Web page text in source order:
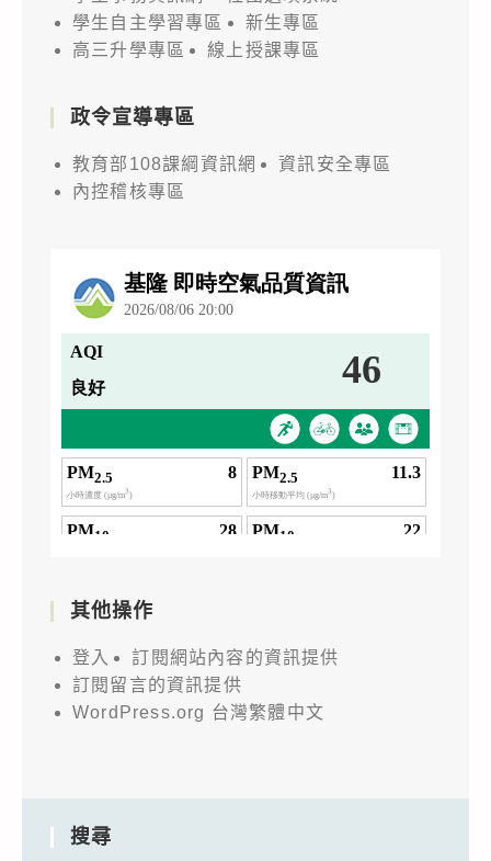
學生自主學習專區
新生專區
高三升學專區
線上授課專區
政令宣導專區
教育部108課綱資訊網
資訊安全專區
內控稽核專區
其他操作
登入
訂閱網站內容的資訊提供
訂閱留言的資訊提供
WordPress.org 台灣繁體中文
搜尋